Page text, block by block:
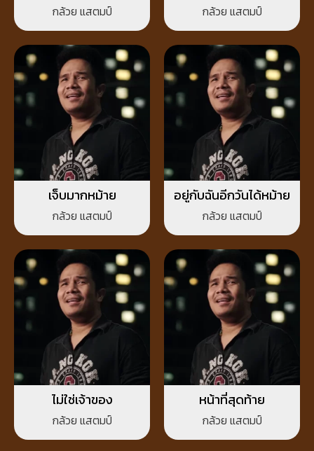
กล้วย แสตมป์ กล้วย แสตมป์
เจ็บมากหม้าย
กล้วย แสตมป์
อยู่กับฉันอีกวันได้หม้าย
กล้วย แสตมป์
ไม่ใช่เจ้าของ
กล้วย แสตมป์
หน้าที่สุดท้าย
กล้วย แสตมป์